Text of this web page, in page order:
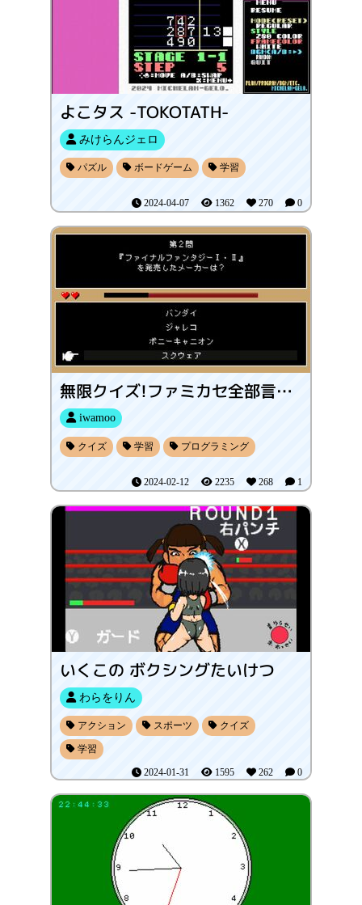
よこタス -TOKOTATH-
みけらんジェロ
パズル ボードゲーム 学習
2024-04-07 1362 270 0
無限クイズ!ファミカセ全部言えるかな?
iwamoo
クイズ 学習 プログラミング
2024-02-12 2235 268 1
いくこの ボクシングたいけつ
わらをりん
アクション スポーツ クイズ
学習
2024-01-31 1595 262 0